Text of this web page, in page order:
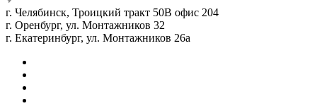
г. Челябинск, Троицкий тракт 50В офис 204
г. Оренбург, ул. Монтажников 32
г. Екатеринбург, ул. Монтажников 26а